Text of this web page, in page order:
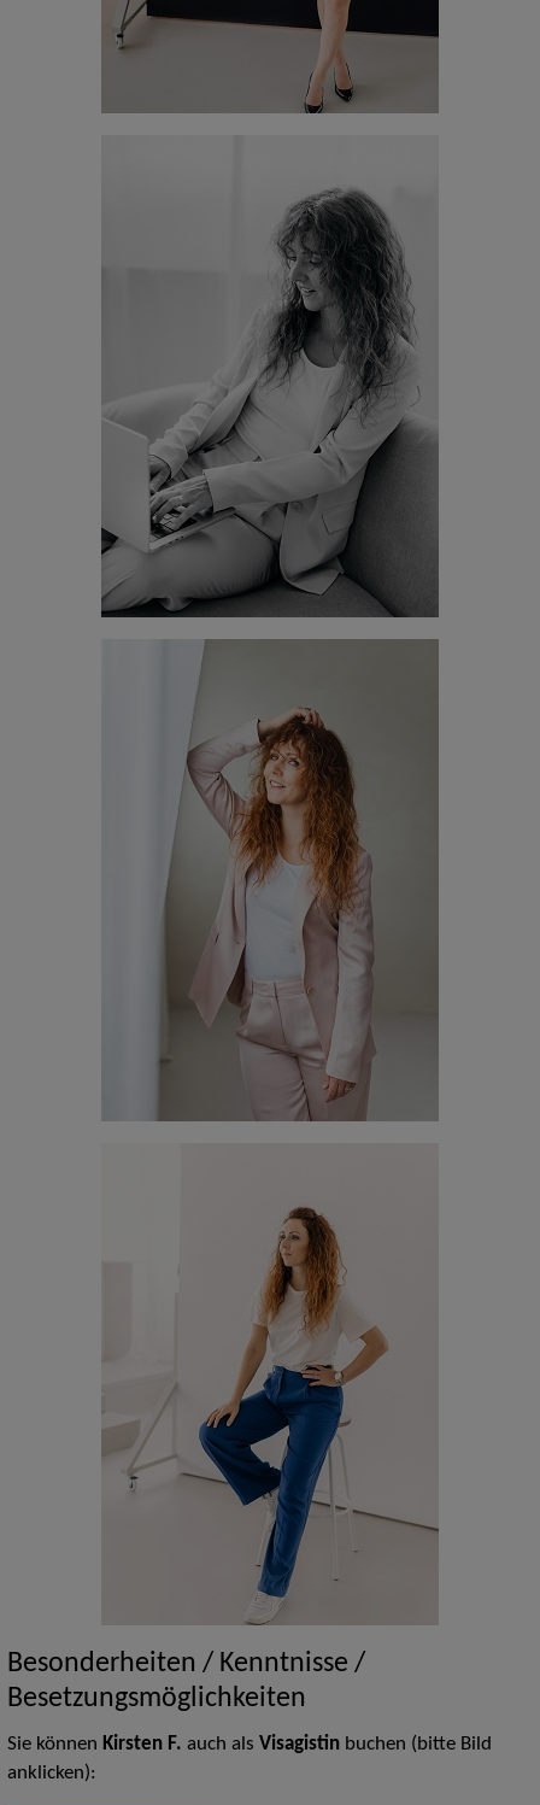
Besonderheiten / Kenntnisse /
Besetzungsmöglichkeiten
Sie können Kirsten F. auch als Visagistin buchen (bitte Bild
anklicken):